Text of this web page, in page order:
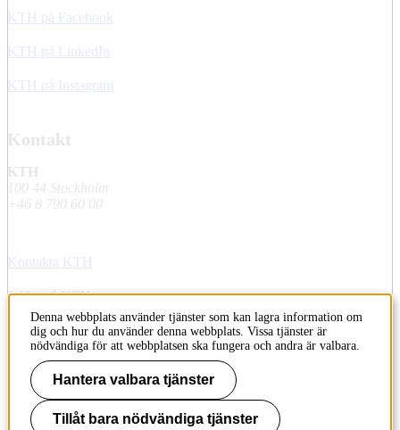
KTH på Facebook
KTH på LinkedIn
KTH på Instagram
Kontakt
KTH
100 44 Stockholm
+46 8 790 60 00
Kontakta KTH
Jobba på KTH
Press och media
Faktura och betalning KTH
Om KTH:s webbplatser
Denna webbplats använder tjänster som kan lagra information om
dig och hur du använder denna webbplats. Vissa tjänster är
nödvändiga för att webbplatsen ska fungera och andra är valbara.
Hantera valbara tjänster
Tillåt bara nödvändiga tjänster